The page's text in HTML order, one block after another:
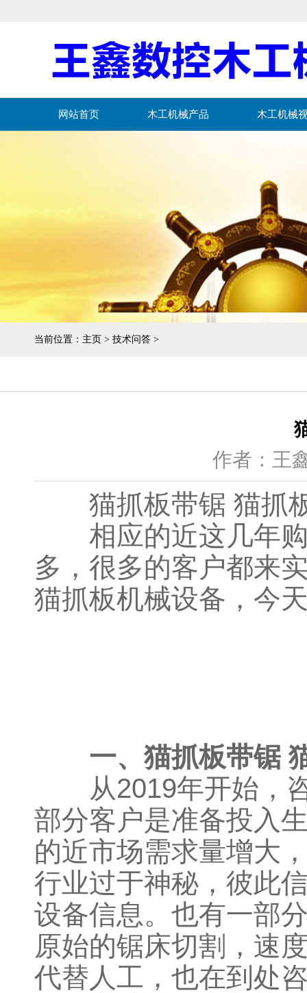
网站首页 木工机械产品 木工机械
当前位置： 主页 > 技术问答 >
作者：王
猫抓板带锯 猫抓
相应的近这几年购
多，很多的客户都来
猫抓板机械设备，今
一、猫抓板带锯
从2019年开始，咨
部分客户是准备投入
的近市场需求量增大
行业过于神秘，彼此
设备信息。也有一部
原始的锯床切割，速
代替人工，也在到处